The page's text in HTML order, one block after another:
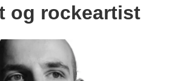
og rockeartist